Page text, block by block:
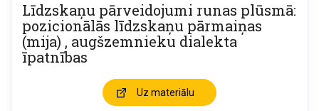
Līdzskaņu pārveidojumi runas plūsmā:
pozicionālās līdzskaņu pārmaiņas
(mija) , augšzemnieku dialekta
īpatnības
Uz materiālu